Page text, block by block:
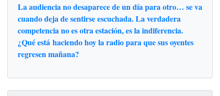
La audiencia no desaparece de un día para otro… se va
cuando deja de sentirse escuchada. La verdadera
competencia no es otra estación, es la indiferencia.
¿Qué está haciendo hoy la radio para que sus oyentes
regresen mañana?